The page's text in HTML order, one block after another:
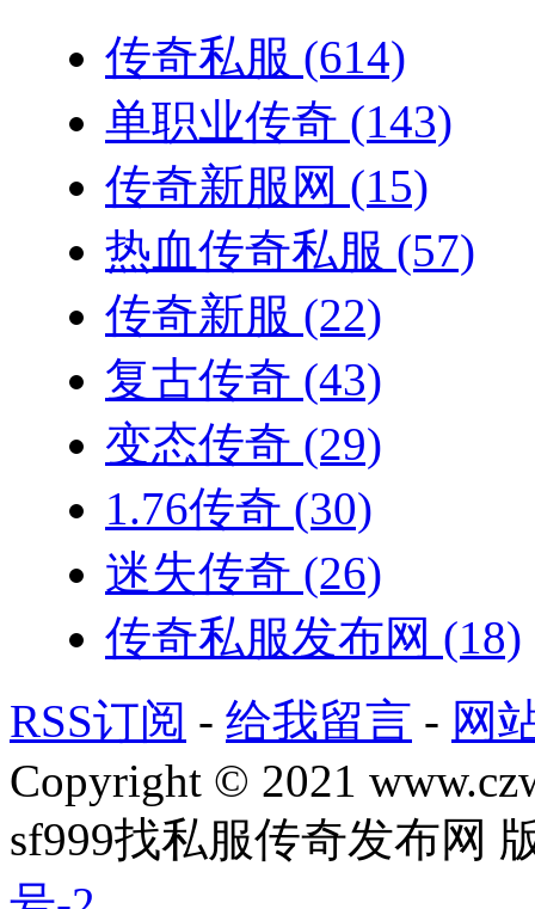
传奇私服 (614)
单职业传奇 (143)
传奇新服网 (15)
热血传奇私服 (57)
传奇新服 (22)
复古传奇 (43)
变态传奇 (29)
1.76传奇 (30)
迷失传奇 (26)
传奇私服发布网 (18)
RSS订阅 - 给我留言 - 网
Copyright © 2021
sf999找私服传奇发布网